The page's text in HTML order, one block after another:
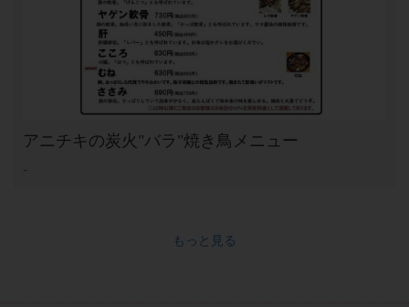
アニチキの炭火"バラ"焼き鳥メニュー
-
もっと見る